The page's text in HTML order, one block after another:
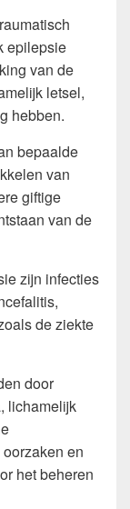
epilepsie
van de
letsel,
hebben.
bepaalde
van
giftige
van de
zijn infecties
de ziekte
door
lichamelijk
en
het beheren